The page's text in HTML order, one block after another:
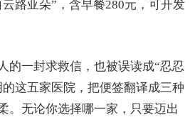
路亚朵”，含早餐280元，可开发
的一封求救信，也被误读成“忍忍
这五家医院，把便签翻译成三种
。无论你选择哪一家，只要迈出